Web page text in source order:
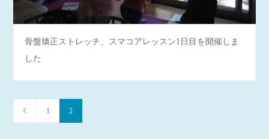
骨盤矯正ストレッチ、スマコアレッスン1日目を開催しま
した
1 2